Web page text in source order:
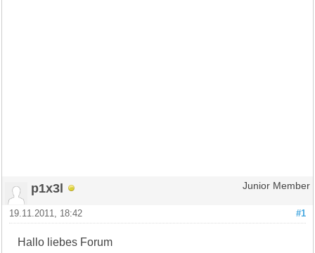
p1x3l Junior Member
#1
19.11.2011, 18:42
Hallo liebes Forum